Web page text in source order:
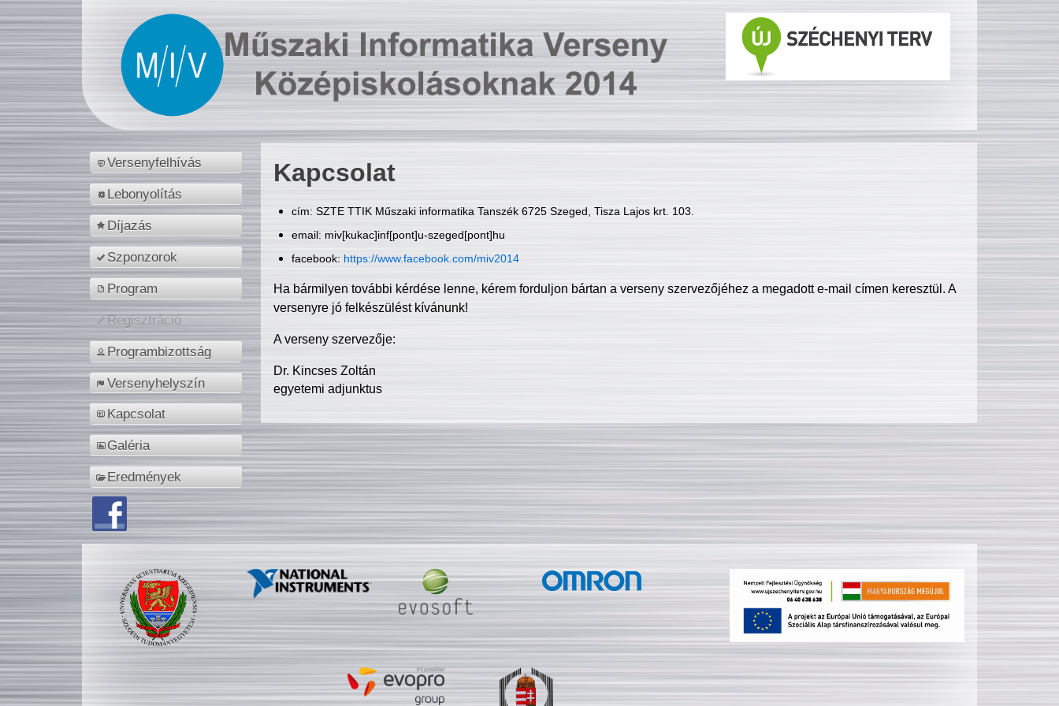
Versenyfelhívás
Lebonyolítás
Díjazás
Szponzorok
Program
Regisztráció
Programbizottság
Versenyhelyszín
Kapcsolat
Galéria
Eredmények
Kapcsolat
cím: SZTE TTIK Műszaki informatika Tanszék 6725 Szeged, Tisza Lajos krt. 103.
email: miv[kukac]inf[pont]u-szeged[pont]hu
facebook: https://www.facebook.com/miv2014
Ha bármilyen további kérdése lenne, kérem forduljon bártan a verseny szervezőjéhez a megadott e-mail címen keresztül. A
versenyre jó felkészülést kívánunk!
A verseny szervezője:
Dr. Kincses Zoltán
egyetemi adjunktus